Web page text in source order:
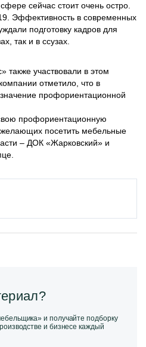
сейчас стоит очень остро.
Эффективность в современных
подготовку кадров для
так и в ссузах.
также участвовали в этом
отметило, что в
профориентационной
профориентационную
посетить мебельные
– ДОК «Жарковский» и
и получайте подборку
и бизнесе каждый